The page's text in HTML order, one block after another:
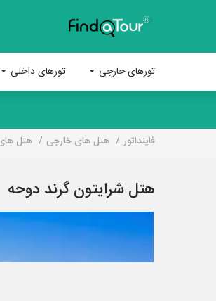
تورهای خارجی تورهای داخلی
فاینداتور هتل های خارجی هتل
هتل شرایتون گرند دوحه